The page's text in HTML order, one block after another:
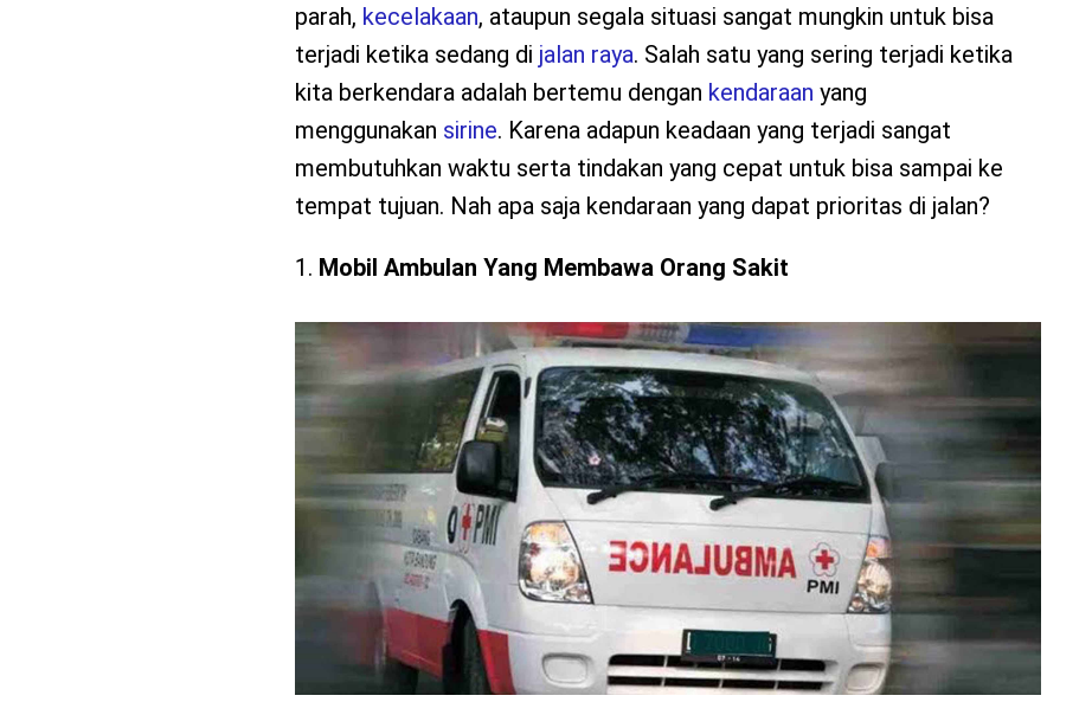
parah, kecelakaan, ataupun segala situasi sangat mungkin untuk bisa
terjadi ketika sedang di jalan raya. Salah satu yang sering terjadi ketika
kita berkendara adalah bertemu dengan kendaraan yang
menggunakan sirine. Karena adapun keadaan yang terjadi sangat
membutuhkan waktu serta tindakan yang cepat untuk bisa sampai ke
tempat tujuan. Nah apa saja kendaraan yang dapat prioritas di jalan?
Mobil Ambulan Yang Membawa Orang Sakit